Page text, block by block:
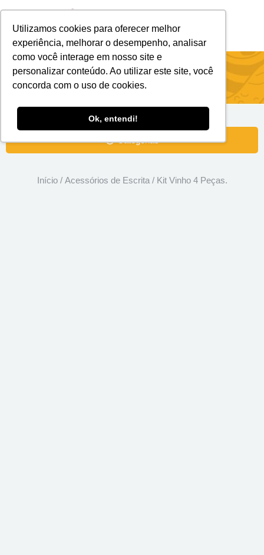
Utilizamos cookies para oferecer melhor
experiência, melhorar o desempenho, analisar
como você interage em nosso site e
personalizar conteúdo. Ao utilizar este site, você
concorda com o uso de cookies.
Ok, entendi!
Kit Vinho 4 Peças.
Categorias
Início/ Acessórios de Escrita/ Kit Vinho 4 Peças.